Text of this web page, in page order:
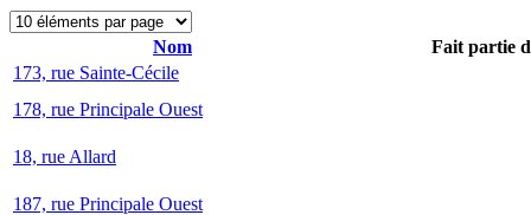
Nom
Fait partie
173, rue Sainte-Cécile
178, rue Principale Ouest
18, rue Allard
187, rue Principale Ouest